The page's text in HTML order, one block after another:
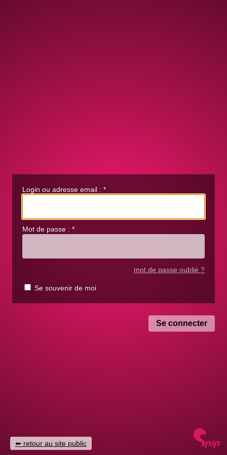
Login ou adresse email : *
Mot de passe : *
mot de passe oublié ?
Se souvenir de moi
retour au site public